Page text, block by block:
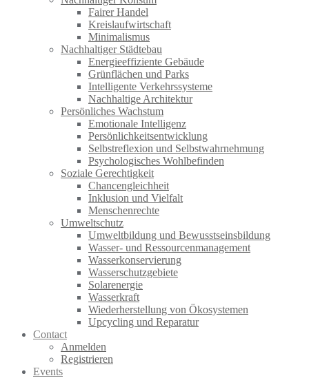
Fairer Handel
Kreislaufwirtschaft
Minimalismus
Nachhaltiger Städtebau
Energieeffiziente Gebäude
Grünflächen und Parks
Intelligente Verkehrssysteme
Nachhaltige Architektur
Persönliches Wachstum
Emotionale Intelligenz
Persönlichkeitsentwicklung
Selbstreflexion und Selbstwahrnehmung
Psychologisches Wohlbefinden
Soziale Gerechtigkeit
Chancengleichheit
Inklusion und Vielfalt
Menschenrechte
Umweltschutz
Umweltbildung und Bewusstseinsbildung
Wasser- und Ressourcenmanagement
Wasserkonservierung
Wasserschutzgebiete
Solarenergie
Wasserkraft
Wiederherstellung von Ökosystemen
Upcycling und Reparatur
Contact
Anmelden
Registrieren
Events